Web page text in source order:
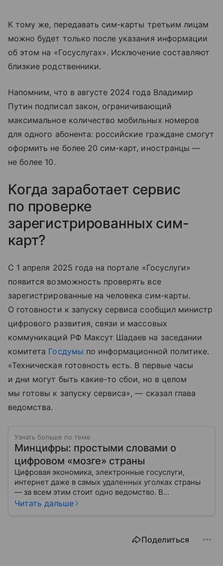
К тому же, передавать сим-карты третьим лицам
можно будет только после указания информации
об этом на «Госуслугах». Исключение составляют
близкие родственники.
Напомним, что в августе 2024 года Владимир
Путин подписал закон, ограничивающий
максимальное количество мобильных номеров
для одного абонента: российские граждане смогут
оформить не более 20 сим-карт, иностранцы —
не более 10.
Когда заработает сервис
по проверке
зарегистрированных сим-
карт?
С 1 апреля 2025 года на портале «Госуслуги»
появится возможность проверять все
зарегистрированные на человека сим-карты.
О готовности к запуску сервиса сообщил министр
цифрового развития, связи и массовых
коммуникаций РФ Максут Шадаев на заседании
комитета Госдумы по информационной политике.
«Техническая готовность есть. В первые часы
и дни могут быть какие-то сбои, но в целом
мы готовы к запуску сервиса», — сказал глава
ведомства.
Узнать больше по теме
Минцифры: простыми словами о
цифровом «мозге» страны
Цифровая экономика, электронные госуслуги,
интернет даже в самых удаленных уголках страны
— за всем этим стоит одно ведомство. В
повседневной речи его называют просто
развитие технологий, связь и информационную
Читать дальше
Поделиться